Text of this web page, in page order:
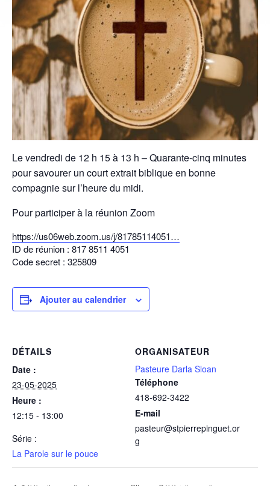
Le vendredi de 12 h 15 à 13 h – Quarante-cinq minutes
pour savourer un court extrait biblique en bonne
compagnie sur l’heure du midi.
Pour participer à la réunion Zoom
https://us06web.zoom.us/j/81785114051…
ID de réunion : 817 8511 4051
Code secret : 325809
Ajouter au calendrier
DÉTAILS
Date :
23-05-2025
Heure :
12:15 - 13:00
Série :
La Parole sur le pouce
ORGANISATEUR
Pasteure Darla Sloan
Téléphone
418-692-3422
E-mail
pasteur@stpierrepinguet.or
g